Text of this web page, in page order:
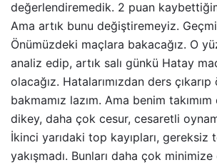
değerlendiremedik. 2 puan
Ama artık bunu değiştiremeyiz.
Önümüzdeki maçlara bakacağız. O
analiz edip, artık salı günkü Hatay
olacağız. Hatalarımızdan ders
bakmamız lazım. Ama benim
dikey, daha çok cesur, cesaretli
İkinci yarıdaki top kayıpları, gereksiz
yakışmadı. Bunları daha çok